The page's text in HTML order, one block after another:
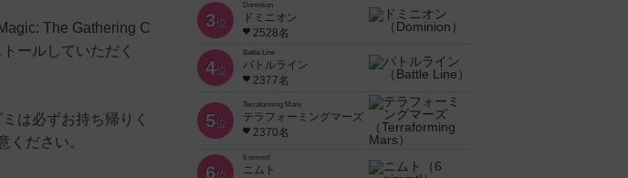
The Gathering C
ールしていただく
は必ずお持ち帰りく
ください。
3位
Dominion
ドミニオン
2528名
4位
Battle Line
バトルライン
2377名
5位
Terraforming Mars
テラフォーミングマーズ
2370名
6位
6 nimmt!
ニムト